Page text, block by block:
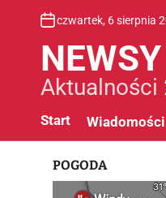
czwartek, 6 sierpnia
Aktualności
Start Wiadomości
POGODA